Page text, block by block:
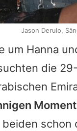
um Hanna
die
schon
Jason Derulo,